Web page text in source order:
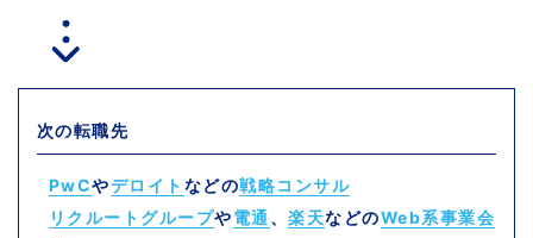
次の転職先
PwCやデロイト などの戦略コンサル
リクルートグループや電通、楽天などのWeb系事業会